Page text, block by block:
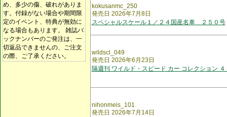
め、多少の傷、破れがありま
す。付録がない場合や期間限
定のイベント、特典が無効に
なる場合もあります。 雑誌バ
ックナンバーのご発注は、一
切返品できませんの、ご注文
の際、ご了承ください。
kokusanmc_250
発売日 2026年7月8日
スペシャルスケール１／２４国産名車 ２５０号
wildscl_049
発売日 2026年6月23日
隔週刊 ワイルド・スピード カー コレクション ４
nihonmeis_101
発売日 2026年7月14日